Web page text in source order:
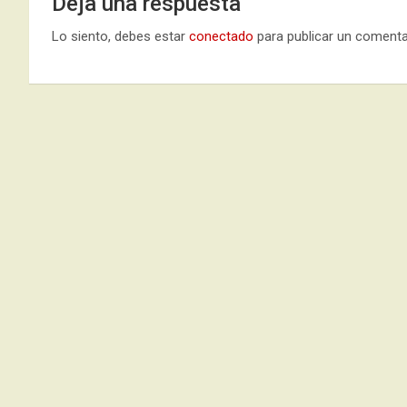
Lo siento, debes estar conectado para publicar un